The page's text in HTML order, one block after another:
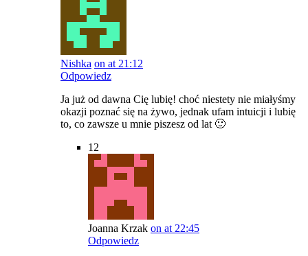
Nishka on at 21:12
Odpowiedz
Ja już od dawna Cię lubię! choć niestety nie miałyśmy
okazji poznać się na żywo, jednak ufam intuicji i lubię
to, co zawsze u mnie piszesz od lat 🙂
12
Joanna Krzak on at 22:45
Odpowiedz